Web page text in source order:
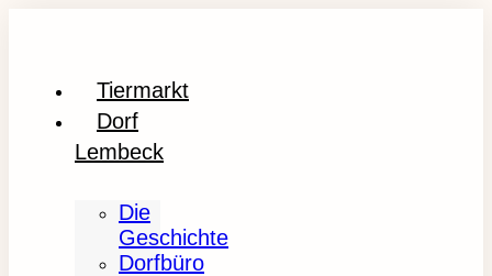
Tiermarkt
Dorf
Lembeck
Die
Geschichte
Dorfbüro